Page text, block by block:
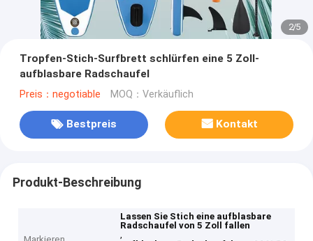
2/5
Tropfen-Stich-Surfbrett schlürfen eine 5 Zoll-
aufblasbare Radschaufel
Preis：negotiable MOQ：Verkäuflich
Bestpreis Kontakt
Produkt-Beschreibung
Lassen Sie Stich eine aufblasbare
Radschaufel von 5 Zoll fallen
,